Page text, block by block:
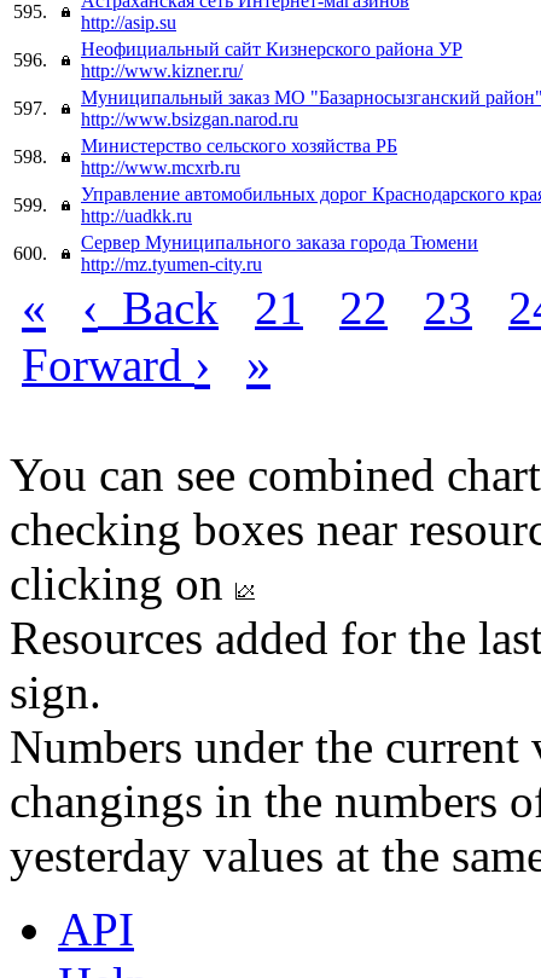
595.
http://asip.su
596.
Неофициальный сайт Кизнерского района УР
http://www.kizner.ru/
597.
Муниципальный заказ МО "Базарносызганский
http://www.bsizgan.narod.ru
598.
Министерство сельского хозяйства РБ
http://www.mcxrb.ru
599.
Управление автомобильных дорог Краснодарского
http://uadkk.ru
600.
Сервер Муниципального заказа города Тюмени
http://mz.tyumen-city.ru
« ‹ Back 21 22 23
Forward › »
You can see combined
checking boxes near
clicking on
Resources added for the
sign.
Numbers under the
changings in the numbers
yesterday values at the
API